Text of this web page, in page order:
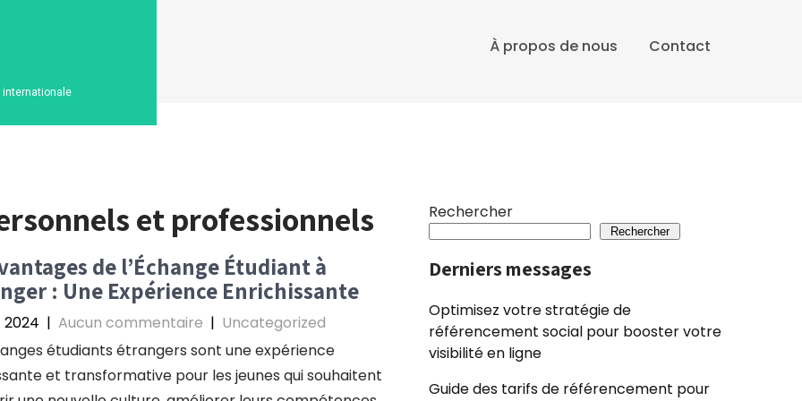
internationale
À propos de nous Contact
et professionnels
de l’Échange Étudiant à
: Une Expérience Enrichissante
2024 | Aucun commentaire | Uncategorized
étudiants étrangers sont une expérience
et transformative pour les jeunes qui souhaitent
Rechercher
Rechercher
Derniers messages
Optimisez votre stratégie de
référencement social pour booster votre
visibilité en ligne
Guide des tarifs de référencement pour